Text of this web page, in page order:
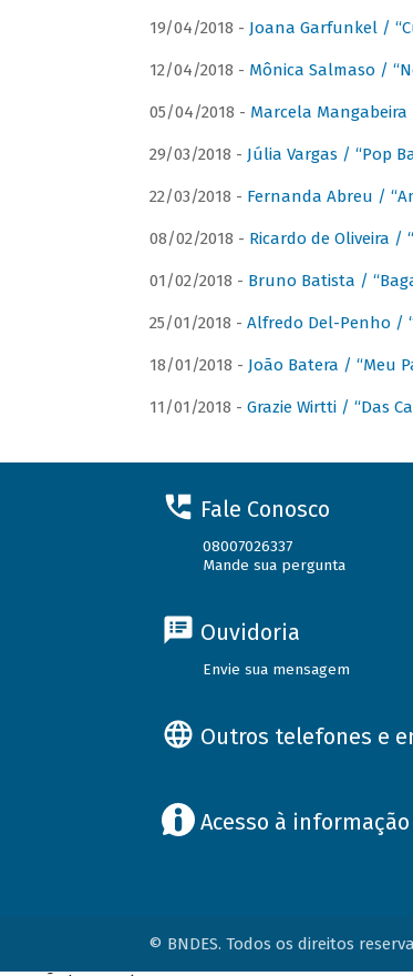
19/04/2018 - Joana Garfunkel /
12/04/2018 - Mônica Salmaso /
05/04/2018 - Marcela Mangabeira
29/03/2018 - Júlia Vargas / “Pop
22/03/2018 - Fernanda Abreu /
08/02/2018 - Ricardo de Oliveira /
01/02/2018 - Bruno Batista /
25/01/2018 - Alfredo Del-Penho /
18/01/2018 - João Batera / “Meu
11/01/2018 - Grazie Wirtti / “Das
Fale Conosco
08007026337
Mande sua pergunta
Ouvidoria
Envie sua mensagem
Outros telefones e
Acesso à informação
© BNDES. Todos os direitos